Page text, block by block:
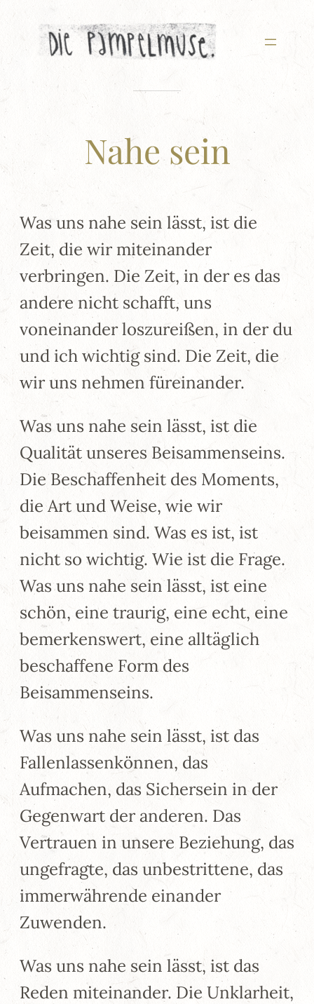
Zum
Inhalt
Nahe sein
Was uns nahe sein lässt, ist die
Zeit, die wir miteinander
verbringen. Die Zeit, in der es das
andere nicht schafft, uns
voneinander loszureißen, in der du
und ich wichtig sind. Die Zeit, die
wir uns nehmen füreinander.
Was uns nahe sein lässt, ist die
Qualität unseres Beisammenseins.
Die Beschaffenheit des Moments,
die Art und Weise, wie wir
beisammen sind. Was es ist, ist
nicht so wichtig. Wie ist die Frage.
Was uns nahe sein lässt, ist eine
schön, eine traurig, eine echt, eine
bemerkenswert, eine alltäglich
beschaffene Form des
Beisammenseins.
Was uns nahe sein lässt, ist das
Fallenlassenkönnen, das
Aufmachen, das Sichersein in der
Gegenwart der anderen. Das
Vertrauen in unsere Beziehung, das
ungefragte, das unbestrittene, das
immerwährende einander
Zuwenden.
Was uns nahe sein lässt, ist das
Reden miteinander. Die Unklarheit,